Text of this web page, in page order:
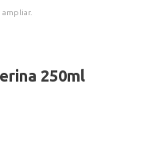
ampliar.
250ml